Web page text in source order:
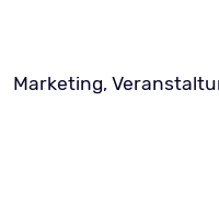
Marketing,